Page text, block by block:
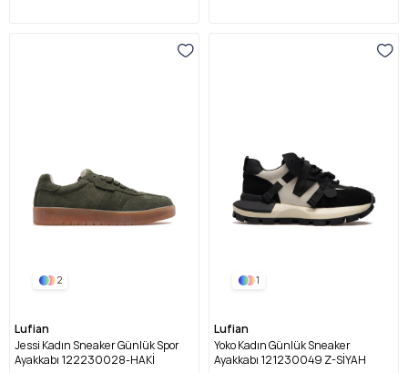
2
Lufian
Jessi Kadın Sneaker Günlük Spor
Ayakkabı 122230028-HAKİ
1
Lufian
Yoko Kadın Günlük Sneaker
Ayakkabı 121230049 Z-SİYAH